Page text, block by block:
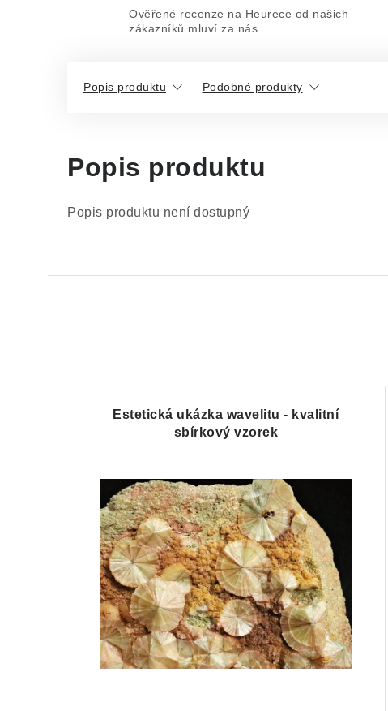
Ověřené recenze na Heurece od našich
zákazníků mluví za nás.
Popis produktu Podobné produkty
Popis produktu
Popis produktu není dostupný
Estetická ukázka wavelitu - kvalitní
sbírkový vzorek